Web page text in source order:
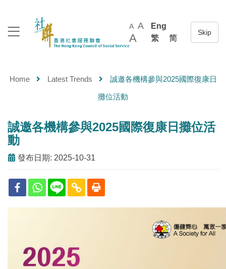
A A
A
Eng
繁
简
Home Latest Trends 誠邀各機構參與2025國際復康日
攤位活動
誠邀各機構參與2025國際復康日攤位活
動
發布日期: 2025-10-31